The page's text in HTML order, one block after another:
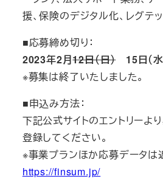
援、保険のデジタル化、レグテ
■応募締め切り：
2023年2月12日（日）15日（水
※募集は終了いたしました。
■申込み方法：
下記公式サイトのエントリーよ
登録してください。
※事業プランほか応募データは
https://finsum.jp/